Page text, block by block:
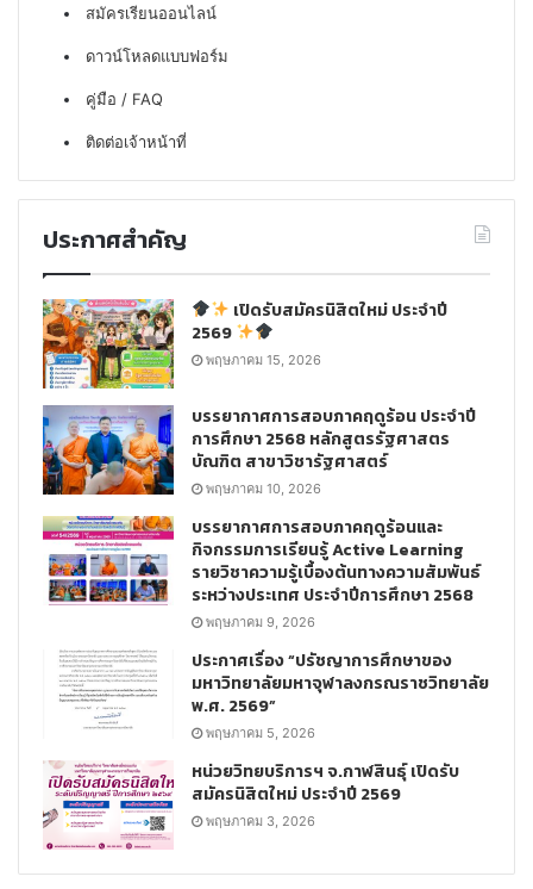
สมัครเรียนออนไลน์
ดาวน์โหลดแบบฟอร์ม
คู่มือ / FAQ
ติดต่อเจ้าหน้าที่
ประกาศสำคัญ
เปิดรับสมัครนิสิตใหม่ ประจำปี
2569
พฤษภาคม 15, 2026
บรรยากาศการสอบภาคฤดูร้อน ประจำปี
การศึกษา 2568 หลักสูตรรัฐศาสตร
บัณฑิต สาขาวิชารัฐศาสตร์
พฤษภาคม 10, 2026
บรรยากาศการสอบภาคฤดูร้อนและ
กิจกรรมการเรียนรู้ Active Learning
รายวิชาความรู้เบื้องต้นทางความสัมพันธ์
ระหว่างประเทศ ประจำปีการศึกษา 2568
พฤษภาคม 9, 2026
ประกาศเรื่อง “ปรัชญาการศึกษาของ
มหาวิทยาลัยมหาจุฬาลงกรณราชวิทยาลัย
พ.ศ. 2569”
พฤษภาคม 5, 2026
หน่วยวิทยบริการฯ จ.กาฬสินธุ์ เปิดรับ
สมัครนิสิตใหม่ ประจำปี 2569
พฤษภาคม 3, 2026